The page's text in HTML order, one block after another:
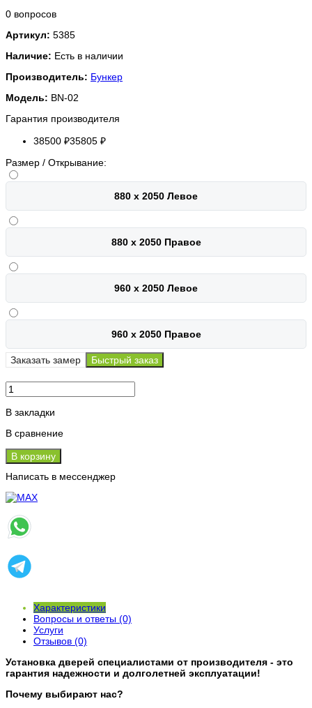
0 вопросов
Артикул: 5385
Наличие: Есть в наличии
Производитель: Бункер
Модель: BN-02
Гарантия производителя
38500 ₽35805 ₽
Размер / Открывание:
880 х 2050 Левое
880 х 2050 Правое
960 х 2050 Левое
960 х 2050 Правое
Заказать замер Быстрый заказ
В закладки
В сравнение
В корзину
Написать в мессенджер
Характеристики
Вопросы и ответы (0)
Услуги
Отзывов (0)
Установка дверей специалистами от производителя - это
гарантия надежности и долголетней эксплуатации!
Почему выбирают нас?